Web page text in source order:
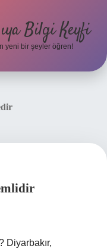
Bilgi Keyfi
yeni bir şeyler öğren!
Diyarbakır,